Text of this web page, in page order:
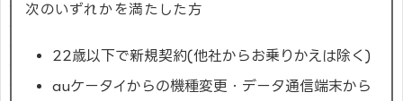
次のいずれかを満たした方
22歳以下で新規契約(他社からお乗りかえは除く)
auケータイからの機種変更・データ通信端末から